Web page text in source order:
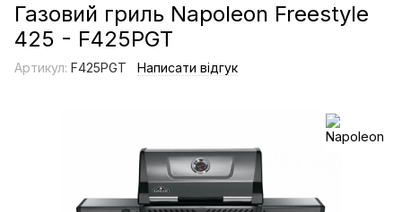
Газовий гриль Napoleon Freestyle
425 - F425PGT
Артикул: F425PGT Написати відгук